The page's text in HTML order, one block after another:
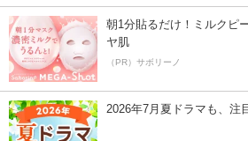
朝1分貼るだけ！ミルクピ
ヤ肌
（PR）サボリーノ
2026年7月夏ドラマも、注